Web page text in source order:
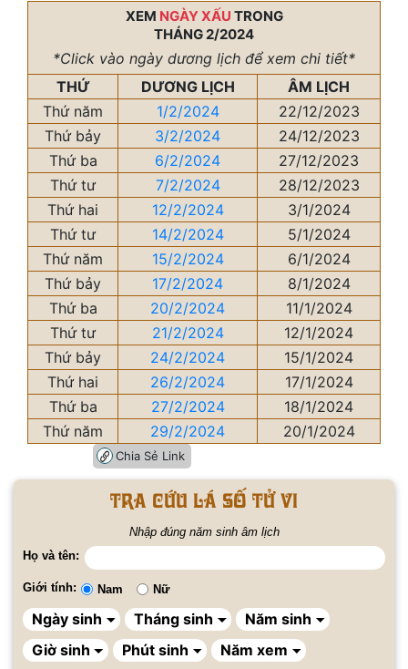
XEM NGÀY XẤU TRONG
THÁNG 2/2024
*Click vào ngày dương lịch để xem chi tiết*
THỨ
DƯƠNG LỊCH
ÂM LỊCH
Thứ năm
1/2/2024
22/12/2023
Thứ bảy
3/2/2024
24/12/2023
Thứ ba
6/2/2024
27/12/2023
Thứ tư
7/2/2024
28/12/2023
Thứ hai
12/2/2024
3/1/2024
Thứ tư
14/2/2024
5/1/2024
Thứ năm
15/2/2024
6/1/2024
Thứ bảy
17/2/2024
8/1/2024
Thứ ba
20/2/2024
11/1/2024
Thứ tư
21/2/2024
12/1/2024
Thứ bảy
24/2/2024
15/1/2024
Thứ hai
26/2/2024
17/1/2024
Thứ ba
27/2/2024
18/1/2024
Thứ năm
29/2/2024 20/1/2024
Chia Sẻ Link
Tra cứu lá số tử vi
Nhập đúng năm sinh âm lịch
Họ và tên:
Giới tính: Nam Nữ